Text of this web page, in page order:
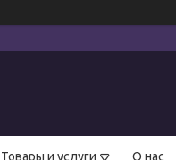
Товары и услуги О нас